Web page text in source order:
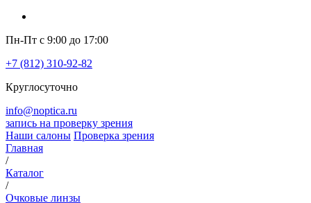
Пн-Пт с 9:00 до 17:00
+7 (812) 310-92-82
Круглосуточно
info@noptica.ru
запись на проверку зрения
Наши салоны Проверка зрения
Главная
/
Каталог
/
Очковые линзы